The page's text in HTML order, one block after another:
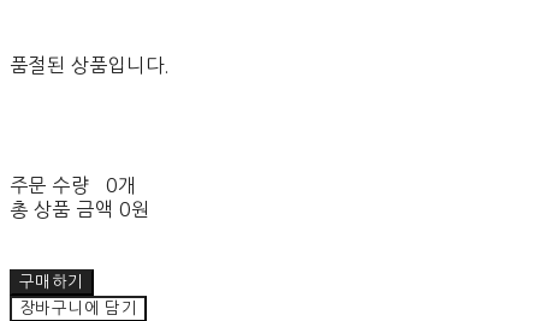
품절된 상품입니다.
주문 수량
0개
총 상품 금액 0원
구매하기
장바구니에 담기